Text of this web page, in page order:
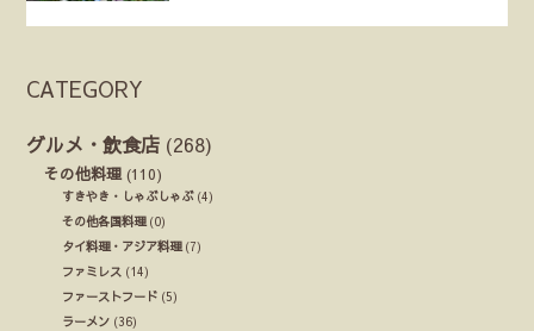
CATEGORY
グルメ・飲食店 (268)
その他料理 (110)
すきやき・しゃぶしゃぶ(4)
その他各国料理(0)
タイ料理・アジア料理(7)
ファミレス (14)
ファーストフード (5)
ラーメン (36)